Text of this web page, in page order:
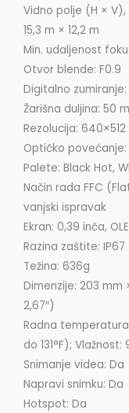
Vidno polje (H ×
15,3 m × 12,2 m
Min. udaljenost
Otvor blende: F0.9
Digitalno zumiranje:
Žarišna duljina: 50
Rezolucija: 640×512
Optičko povećanje:
Palete: Black Hot,
Način rada FFC
vanjski ispravak
Ekran: 0,39 inča,
Razina zaštite: IP67
Težina: 636g
Dimenzije: 203 mm
2,67″)
Radna
do 131°F); Vlažnost:
Snimanje videa: Da
Napravi snimku: Da
Hotspot: Da